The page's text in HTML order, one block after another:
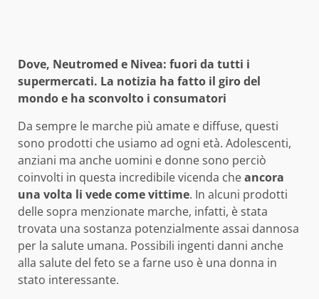
Dove, Neutromed e Nivea: fuori da tutti i
supermercati. La notizia ha fatto il giro del
mondo e ha sconvolto i consumatori
Da sempre le marche più amate e diffuse, questi
sono prodotti che usiamo ad ogni età. Adolescenti,
anziani ma anche uomini e donne sono perciò
coinvolti in questa incredibile vicenda cheancora
una volta li vede come vittime. In alcuni prodotti
delle sopra menzionate marche, infatti, è stata
trovata una sostanza potenzialmente assai dannosa
per la salute umana. Possibili ingenti danni anche
alla salute del feto se a farne uso è una donna in
stato interessante.